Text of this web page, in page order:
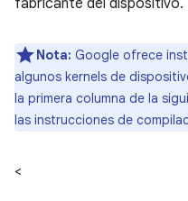
fabricante del dispositivo.
Nota: Google ofrece
algunos kernels de
la primera columna de la
las instrucciones de
<